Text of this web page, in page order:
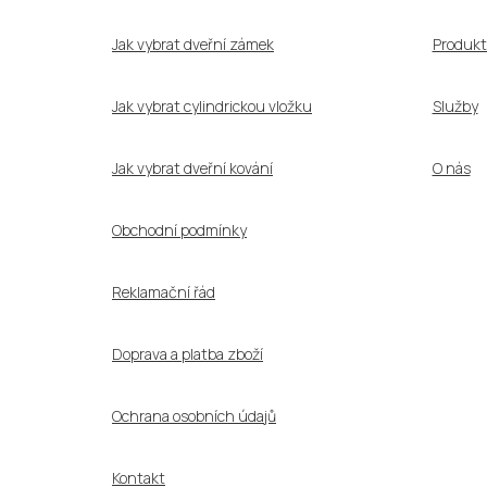
Jak vybrat dveřní zámek
Jak vybrat cylindrickou vložku
Jak vybrat dveřní kování
Obchodní podmínky
Reklamační řád
Doprava a platba zboží
Ochrana osobních údajů
Kontakt
Služby
O nás